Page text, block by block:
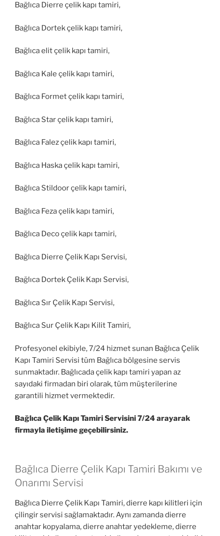
Bağlıca Dierre çelik kapı tamiri,
Bağlıca Dortek çelik kapı tamiri,
Bağlıca elit çelik kapı tamiri,
Bağlıca Kale çelik kapı tamiri,
Bağlıca Formet çelik kapı tamiri,
Bağlıca Star çelik kapı tamiri,
Bağlıca Falez çelik kapı tamiri,
Bağlıca Haska çelik kapı tamiri,
Bağlıca Stildoor çelik kapı tamiri,
Bağlıca Feza çelik kapı tamiri,
Bağlıca Deco çelik kapı tamiri,
Bağlıca Dierre Çelik Kapı Servisi,
Bağlıca Dortek Çelik Kapı Servisi,
Bağlıca Sır Çelik Kapı Servisi,
Bağlıca Sur Çelik Kapı Kilit Tamiri,
Profesyonel ekibiyle, 7/24 hizmet sunan Bağlıca Çelik
Kapı Tamiri Servisi tüm Bağlıca bölgesine servis
sunmaktadır. Bağlıcada çelik kapı tamiri yapan az
sayıdaki firmadan biri olarak, tüm müşterilerine
garantili hizmet vermektedir.
Bağlıca Çelik Kapı Tamiri Servisini 7/24 arayarak
firmayla iletişime geçebilirsiniz.
Bağlıca Dierre Çelik Kapı Tamiri Bakımı ve
Onarımı Servisi
Bağlıca Dierre Çelik Kapı Tamiri, dierre kapı kilitleri için
çilingir servisi sağlamaktadır. Aynı zamanda dierre
anahtar kopyalama, dierre anahtar yedekleme, dierre